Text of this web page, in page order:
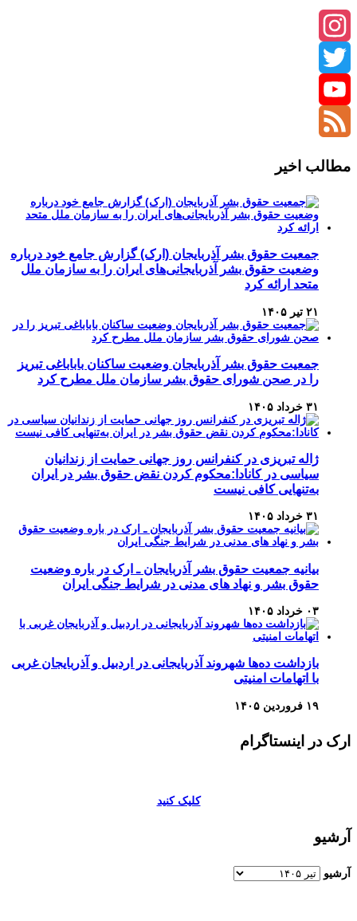
Instagram
Twitter
YouTube
مطالب اخیر
جمعیت حقوق بشر آذربایجان (ارک) گزارش جامع خود درباره
وضعیت حقوق بشر آذربایجانی‌های ایران را به سازمان ملل
متحد ارائه کرد
۲۱ تیر ۱۴۰۵
جمعیت حقوق بشر آذربایجان وضعیت ساکنان باباباغی تبریز
را در صحن شورای حقوق بشر سازمان ملل مطرح کرد
۳۱ خرداد ۱۴۰۵
ژاله تبریزی در کنفرانس روز جهانی حمایت از زندانیان
سیاسی در کانادا:محکوم کردن نقض حقوق بشر در ایران
به‌تنهایی کافی نیست
۳۱ خرداد ۱۴۰۵
بیانیه جمعیت حقوق بشر آذربایجان ـ ارک در باره وضعیت
حقوق بشر و نهاد های مدنی در شرایط جنگی ایران
۰۳ خرداد ۱۴۰۵
بازداشت ده‌ها شهروند آذربایجانی در اردبیل و آذربایجان غربی
با اتهامات امنیتی
۱۹ فروردین ۱۴۰۵
ارک در اینستاگرام
کلیک کنید
آرشیو
آرشیو